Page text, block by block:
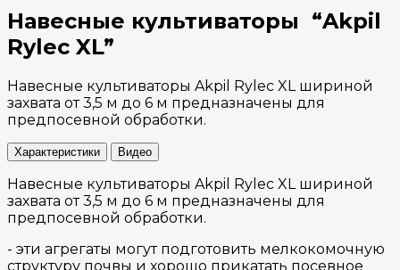
Навесные культиваторы “Akpil
Rylec XL”
Навесные культиваторы Akpil Rylec XL шириной
захвата от 3,5 м до 6 м предназначены для
предпосевной обработки.
Характеристики Видео
Навесные культиваторы Akpil Rylec XL шириной
захвата от 3,5 м до 6 м предназначены для
предпосевной обработки.
- эти агрегаты могут подготовить мелкокомочную
структуру почвы и хорошо прикатать посевное